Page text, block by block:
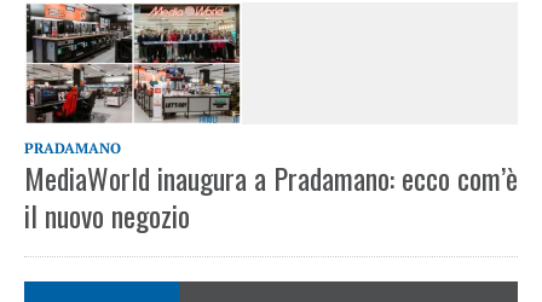
PRADAMANO
MediaWorld inaugura a Pradamano: ecco com’è
il nuovo negozio